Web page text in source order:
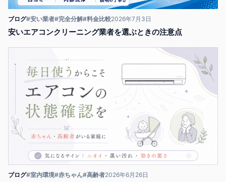
ブログ#安い業者#完全分解#料金比較2026年7月3日
安いエアコンクリーニング業者を選ぶときの注意点
ブログ#室内環境#赤ちゃん#高齢者2026年6月26日